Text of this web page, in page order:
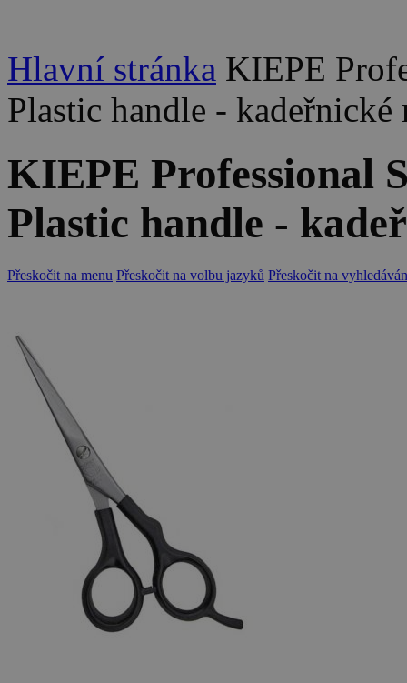
Hlavní stránka KIEPE
Plastic handle -
KIEPE Professional
Plastic handle -
Přeskočit na menu Přeskočit na volbu jazyků Přeskočit na